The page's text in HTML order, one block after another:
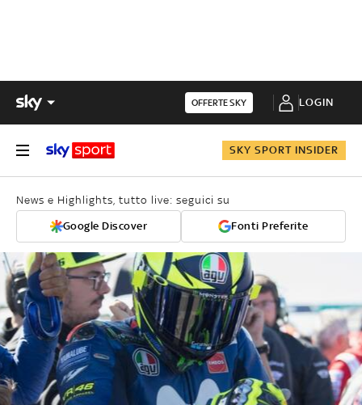
OFFERTE SKY LOGIN
SKY SPORT INSIDER
News e Highlights, tutto live: seguici su
Google Discover Fonti Preferite